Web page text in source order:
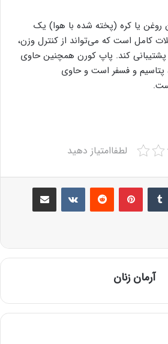
روغن یا کره (پخته شده با هوا) یک
کامل است که می‌تواند از کنترل وزن،
کند. پاپ کورن همچنین حاوی
پتاسیم و فسفر است و حاوی
لطفاامتیاز دهید
Tumblr
Pinterest
Reddit
VKontakte
Share via Email
آرمان زنان